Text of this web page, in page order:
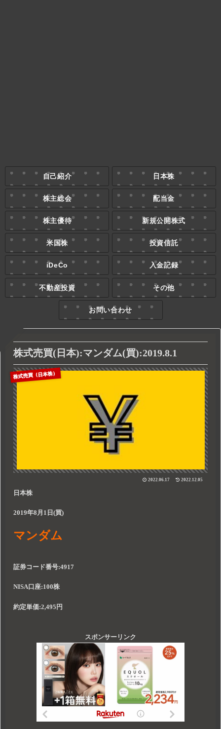
自己紹介 日本株
株主総会 配当金
株主優待 新規公開株式
米国株 投資信託
iDeCo 入金記録
不動産投資 その他
お問い合わせ
株式売買(日本):マンダム(買):2019.8.1
株式売買（日本株）
2022.06.17 2022.12.05
日本株
2019年8月1日(買)
マンダム
証券コード番号:4917
NISA口座:100株
約定単価:2,495円
スポンサーリンク